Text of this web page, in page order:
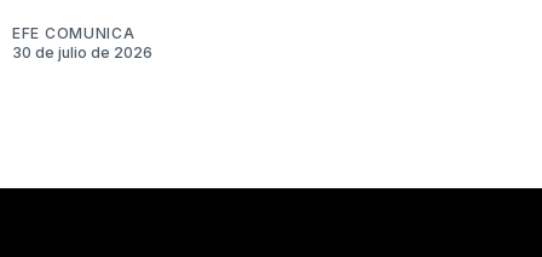
EFE COMUNICA
30 de julio de 2026